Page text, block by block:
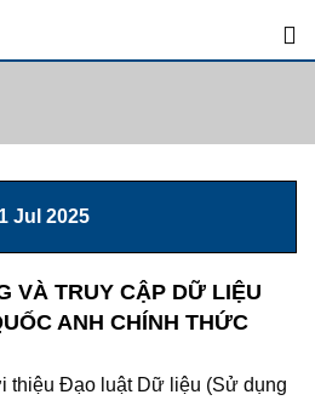
1 Jul 2025
VÀ TRUY CẬP DỮ LIỆU
ANH CHÍNH THỨC
thiệu Đạo luật Dữ liệu (Sử dụng